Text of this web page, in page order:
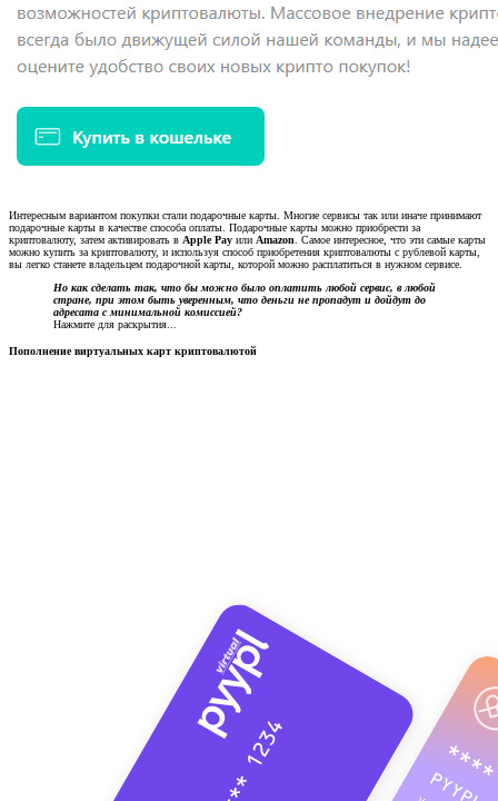
Интересным вариантом покупки стали подарочные карты. Многие сервисы так или иначе принимают
подарочные карты в качестве способа оплаты. Подарочные карты можно приобрести за
криптовалюту, затем активировать в Apple Pay или Amazon . Самое интересное, что эти самые карты
можно купить за криптовалюту, и используя способ приобретения криптовалюты с рублевой карты,
вы легко станете владельцем подарочной карты, которой можно расплатиться в нужном сервисе.
Но как сделать так, что бы можно было оплатить любой сервис, в любой
стране, при этом быть уверенным, что деньги не пропадут и дойдут до
адресата с минимальной комиссией?
Нажмите для раскрытия...
Пополнение виртуальных карт криптовалютой​